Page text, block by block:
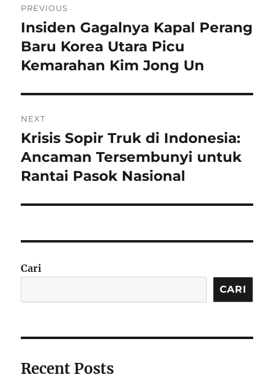
pos
PREVIOUS
Previous
post:
Insiden Gagalnya Kapal Perang
Baru Korea Utara Picu
Kemarahan Kim Jong Un
NEXT
Next
post:
Krisis Sopir Truk di Indonesia:
Ancaman Tersembunyi untuk
Rantai Pasok Nasional
Cari
CARI
Recent Posts